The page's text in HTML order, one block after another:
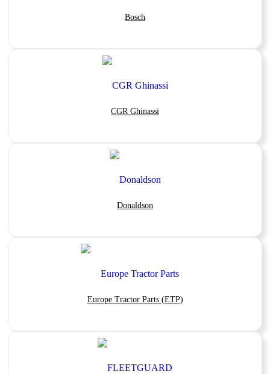
Bosch
CGR Ghinassi
Donaldson
Europe Tractor Parts (ETP)